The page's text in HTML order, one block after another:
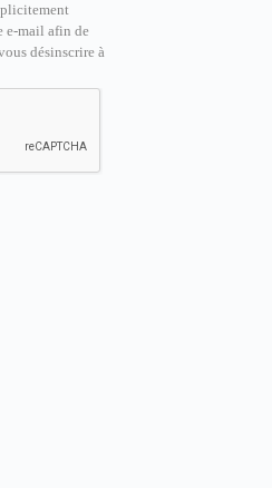
e-mail afin de
désinscrire à